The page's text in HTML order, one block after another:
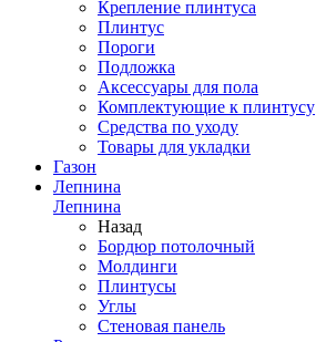
Крепление плинтуса
Плинтус
Пороги
Подложка
Аксессуары для пола
Комплектующие к плинтусу
Средства по уходу
Товары для укладки
Газон
Лепнина
Лепнина
Назад
Бордюр потолочный
Молдинги
Плинтусы
Углы
Стеновая панель